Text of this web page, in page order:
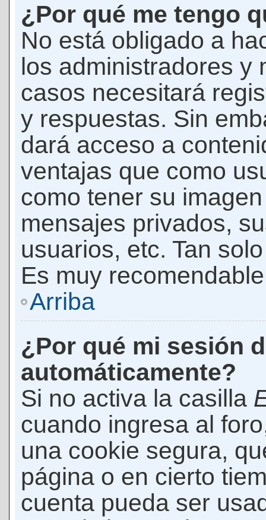
¿Por qué me tengo
No está obligado a
los administradores y
casos necesitará
y respuestas. Sin
dará acceso a
ventajas que como
como tener su
mensajes privados,
usuarios, etc. Tan
Es muy
Arriba
¿Por qué mi sesión
automáticamente?
Si no activa la casilla
cuando ingresa al
una cookie segura,
página o en cierto
cuenta pueda ser